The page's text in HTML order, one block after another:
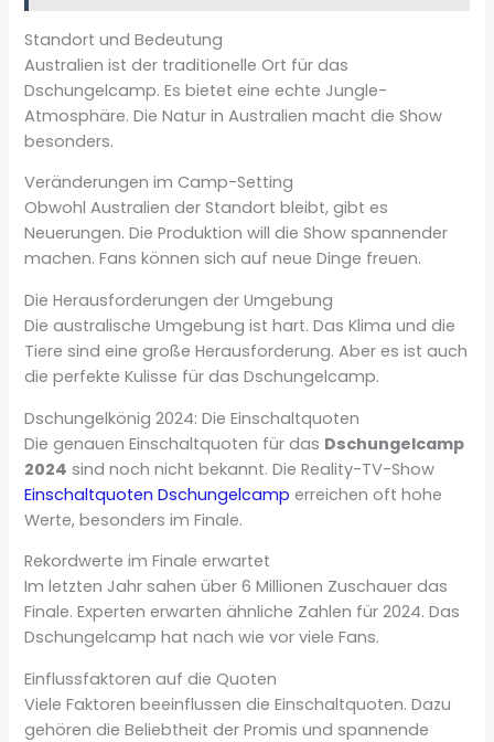
Standort und Bedeutung
Australien ist der traditionelle Ort für das
Dschungelcamp. Es bietet eine echte Jungle-
Atmosphäre. Die Natur in Australien macht die Show
besonders.
Veränderungen im Camp-Setting
Obwohl Australien der Standort bleibt, gibt es
Neuerungen. Die Produktion will die Show spannender
machen. Fans können sich auf neue Dinge freuen.
Die Herausforderungen der Umgebung
Die australische Umgebung ist hart. Das Klima und die
Tiere sind eine große Herausforderung. Aber es ist auch
die perfekte Kulisse für das Dschungelcamp.
Dschungelkönig 2024: Die Einschaltquoten
Die genauen Einschaltquoten für das Dschungelcamp
2024 sind noch nicht bekannt. Die Reality-TV-Show
Einschaltquoten Dschungelcamp erreichen oft hohe
Werte, besonders im Finale.
Rekordwerte im Finale erwartet
Im letzten Jahr sahen über 6 Millionen Zuschauer das
Finale. Experten erwarten ähnliche Zahlen für 2024. Das
Dschungelcamp hat nach wie vor viele Fans.
Einflussfaktoren auf die Quoten
Viele Faktoren beeinflussen die Einschaltquoten. Dazu
gehören die Beliebtheit der Promis und spannende